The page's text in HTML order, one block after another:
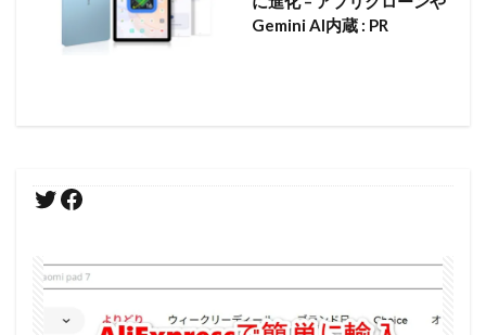
Gemini AI内蔵 : PR